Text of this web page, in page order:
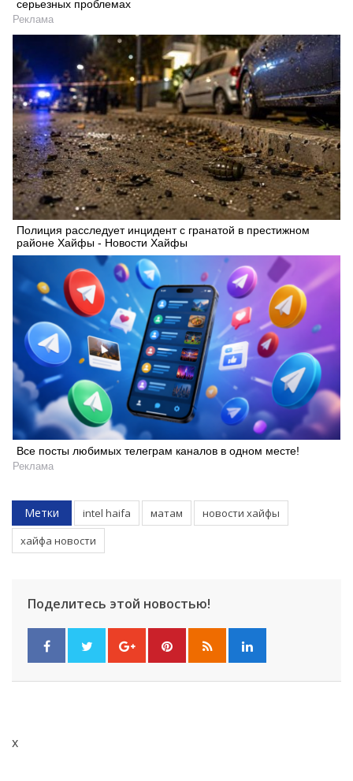
Искать
серьезных проблемах
Реклама
Полиция расследует инцидент с гранатой в престижном
районе Хайфы - Новости Хайфы
Все посты любимых телеграм каналов в одном месте!
Реклама
Метки intel haifa матам
новости хайфы
хайфа новости
Поделитесь этой новостью!
x